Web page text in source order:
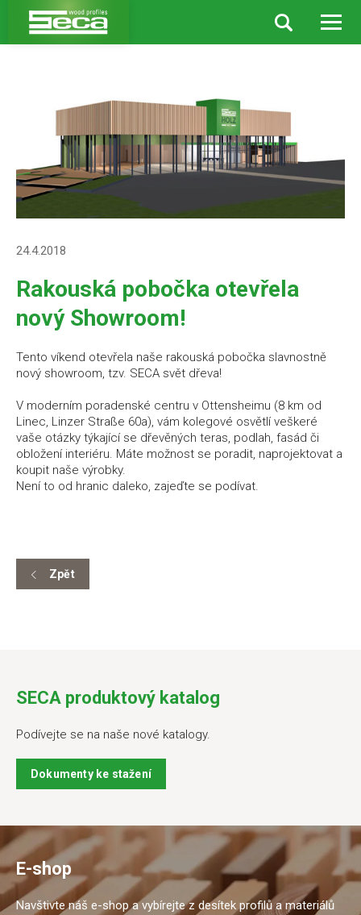
Aktuality Rakouská pobočka otevřela nový Showroom!
24.4.2018
Rakouská pobočka otevřela
nový Showroom!
Tento víkend otevřela naše rakouská pobočka slavnostně
nový showroom, tzv. SECA svět dřeva!
V moderním poradenské centru v Ottensheimu (8 km od
Linec, Linzer Straße 60a), vám kolegové osvětlí veškeré
vaše otázky týkající se dřevěných teras, podlah, fasád či
obložení interiéru. Máte možnost se poradit, naprojektovat a
koupit naše výrobky.
Není to od hranic daleko, zajeďte se podívat.
Zpět
SECA produktový katalog
Podívejte se na naše nové katalogy.
Dokumenty ke stažení
E-shop
Navštivte náš e-shop a vybírejte z desítek profilů a materiálů